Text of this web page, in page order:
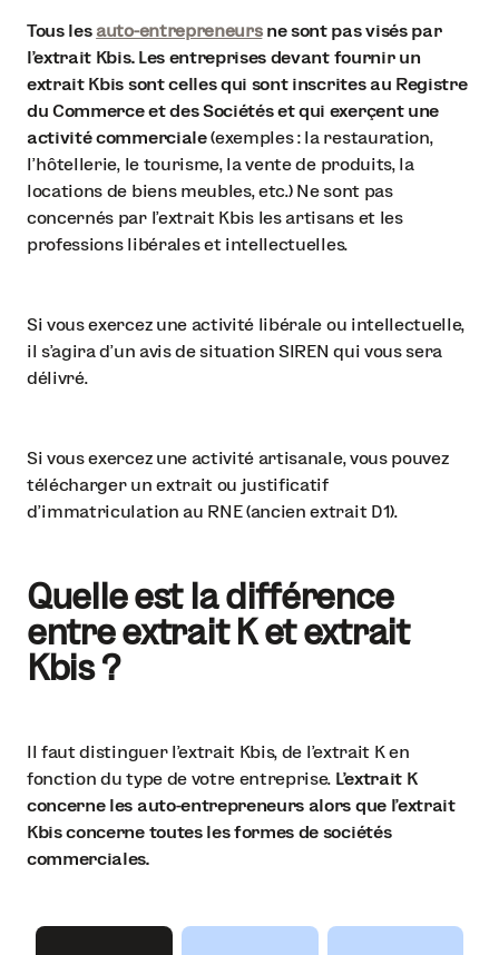
Tous les auto-entrepreneursne sont pas visés par
l'extrait Kbis. Les entreprises devant fournir un
extrait Kbis sont celles qui sont inscrites au Registre
du Commerce et des Sociétés et qui exerçent une
activité commerciale(exemples : la restauration,
l’hôtellerie, le tourisme, la vente de produits, la
locations de biens meubles, etc.) Ne sont pas
concernés par l’extrait Kbis les artisans et les
professions libérales et intellectuelles.
Si vous exercez une activité libérale ou intellectuelle,
il s’agira d’un avis de situation SIREN qui vous sera
délivré.
Si vous exercez une activité artisanale, vous pouvez
télécharger un extrait ou justificatif
d'immatriculation au RNE (ancien extrait D1).
Quelle est la différence
entre extrait K et extrait
Kbis ?
Il faut distinguer l’extrait Kbis, de l’extrait K en
fonction du type de votre entreprise. L’extrait K
concerne les auto-entrepreneurs alors que l’extrait
Kbis concerne toutes les formes de sociétés
commerciales.